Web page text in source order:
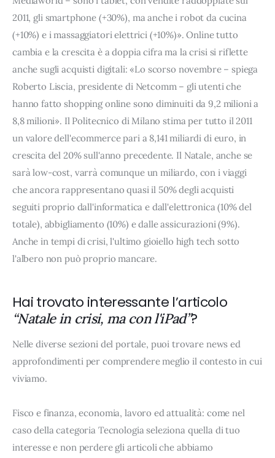
2011, gli smartphone (+30%), ma anche i robot da cucina
(+10%) e i massaggiatori elettrici (+10%)». Online tutto
cambia e la crescita è a doppia cifra ma la crisi si riflette
anche sugli acquisti digitali: «Lo scorso novembre – spiega
Roberto Liscia, presidente di Netcomm – gli utenti che
hanno fatto shopping online sono diminuiti da 9,2 milioni a
8,8 milioni». Il Politecnico di Milano stima per tutto il 2011
un valore dell'ecommerce pari a 8,141 miliardi di euro, in
crescita del 20% sull'anno precedente. Il Natale, anche se
sarà low-cost, varrà comunque un miliardo, con i viaggi
che ancora rappresentano quasi il 50% degli acquisti
seguiti proprio dall'informatica e dall'elettronica (10% del
totale), abbigliamento (10%) e dalle assicurazioni (9%).
Anche in tempi di crisi, l'ultimo gioiello high tech sotto
l'albero non può proprio mancare.
Hai trovato interessante l’articolo
“Natale in crisi, ma con l'iPad”?
Nelle diverse sezioni del portale, puoi trovare news ed
approfondimenti per comprendere meglio il contesto in cui
viviamo.
Fisco e finanza, economia, lavoro ed attualità: come nel
caso della categoria Tecnologia seleziona quella di tuo
interesse e non perdere gli articoli che abbiamo